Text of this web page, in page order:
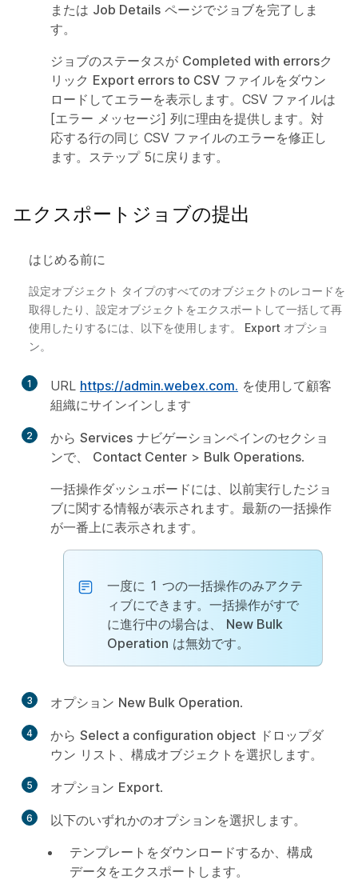
または Job Details ページでジョブを完了しま
す。
ジョブのステータスが Completed with errorsク
リック Export errors to CSV ファイルをダウン
ロードしてエラーを表示します。CSV ファイルは
[エラー メッセージ] 列に理由を提供します。対
応する行の同じ CSV ファイルのエラーを修正し
ます。ステップ 5に戻ります。
エクスポートジョブの提出
はじめる前に
設定オブジェクト タイプのすべてのオブジェクトのレコードを
取得したり、設定オブジェクトをエクスポートして一括して再
使用したりするには、以下を使用します。 Export オプショ
ン。
1 URL https://admin.webex.com. を使用して顧客
組織にサインインします
2 から Services ナビゲーションペインのセクショ
ンで、 Contact Center > Bulk Operations.
一括操作ダッシュボードには、以前実行したジョ
ブに関する情報が表示されます。最新の一括操作
が一番上に表示されます。
一度に 1 つの一括操作のみアクテ
ィブにできます。一括操作がすで
に進行中の場合は、 New Bulk
Operation は無効です。
3 オプション New Bulk Operation.
4 から Select a configuration object ドロップダ
ウン リスト、構成オブジェクトを選択します。
5 オプション Export.
6
以下のいずれかのオプションを選択します。
テンプレートをダウンロードするか、構成
データをエクスポートします。